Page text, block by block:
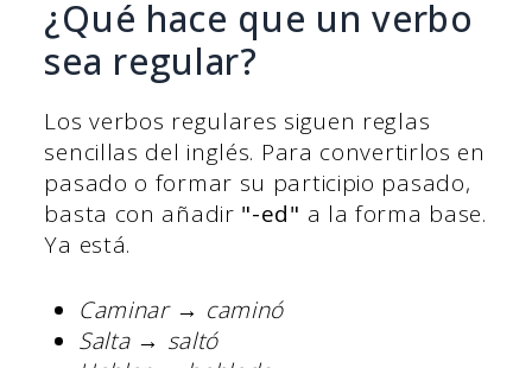
¿Qué hace que un verbo
sea regular?
Los verbos regulares siguen reglas
sencillas del inglés. Para convertirlos en
pasado o formar su participio pasado,
basta con añadir "-ed" a la forma base.
Ya está.
Caminar → caminó
Salta → saltó